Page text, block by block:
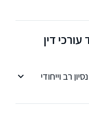
דין
רב וייחודי